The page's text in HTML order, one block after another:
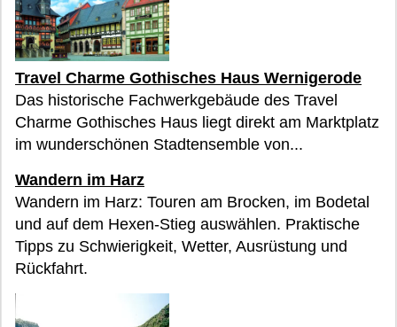
Travel Charme Gothisches Haus Wernigerode
Das historische Fachwerkgebäude des Travel
Charme Gothisches Haus liegt direkt am Marktplatz
im wunderschönen Stadtensemble von...
Wandern im Harz
Wandern im Harz: Touren am Brocken, im Bodetal
und auf dem Hexen-Stieg auswählen. Praktische
Tipps zu Schwierigkeit, Wetter, Ausrüstung und
Rückfahrt.